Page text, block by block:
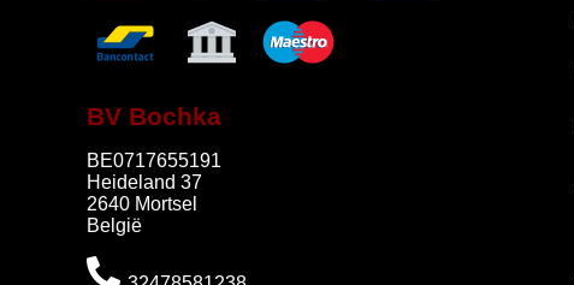
BV Bochka
BE0717655191
Heideland 37
2640 Mortsel
België